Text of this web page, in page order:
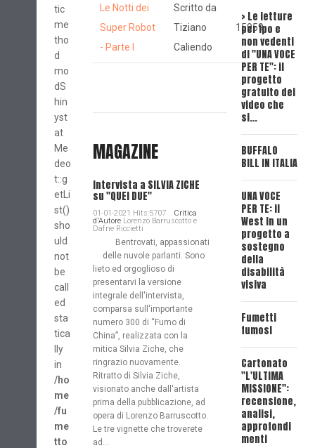
Le Notti dei
Super Robot
- Parte I
Scritto da
Tiziano
Caliendo
15959
MAGAZINE
Intervista a SILVIA ZICHE
su "QUEI DUE"
01-01-2021 Hits:5707
Critica
d'AutoreLorenzo Barruscotto e
Dafne Riccietti
Bentrovati, appassionati
delle nuvole parlanti. Sono
lieto ed orgoglioso di
presentarvi la versione
integrale dell'intervista,
comparsa sull'importante
numero 300 di “Fumo di
China”, realizzata con la
mitica Silvia Ziche, che
ringrazio nuovamente.
Ritratto di Silvia Ziche,
visionato anche dall'artista
prima della pubblicazione, ad
opera di Lorenzo Barruscotto.
Le tre vignette che troverete
ad...
> Le letture
per ipo e
non vedenti
di "UNA VOCE
PER TE": il
progetto
gratuito dei
video che
si…
BUFFALO
BILL IN ITALIA
UNA VOCE
PER TE: il
West in un
progetto a
sostegno
della
disabilità
visiva
Fumetti
fumosi
Cartonato
"L'ULTIMA
MISSIONE":
recensione,
analisi,
approfondi
menti
O"
tic
me
tho
d
mo
dS
hin
yst
at
Me
deo
t::g
etLi
st()
sho
uld
not
be
call
ed
sta
tica
lly
in
/ho
me
/fu
me
tto